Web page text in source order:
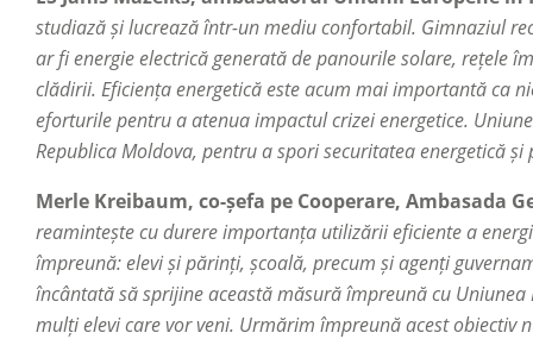
studiază și lucrează într-un mediu confortabil. Gimnaziul
ar fi energie electrică generată de panourile solare, rețele
clădirii. Eficiența energetică este acum mai importantă ca
eforturile pentru a atenua impactul crizei energetice.
Republica Moldova, pentru a spori securitatea energetică și
Merle Kreibaum, co-șefa pe Cooperare, Ambasada
reamintește cu durere importanța utilizării eficiente a
împreună: elevi și părinți, școală, precum și agenți
încântată să sprijine această măsură împreună cu
mulți elevi care vor veni. Urmărim împreună acest